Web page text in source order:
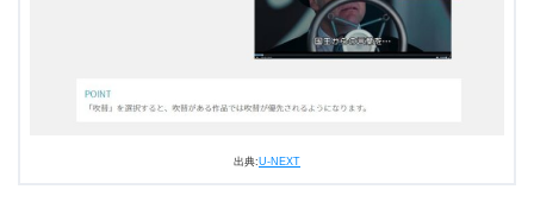
＼＼31日間無料!!お試し解約もOK／／
出典:U-NEXT